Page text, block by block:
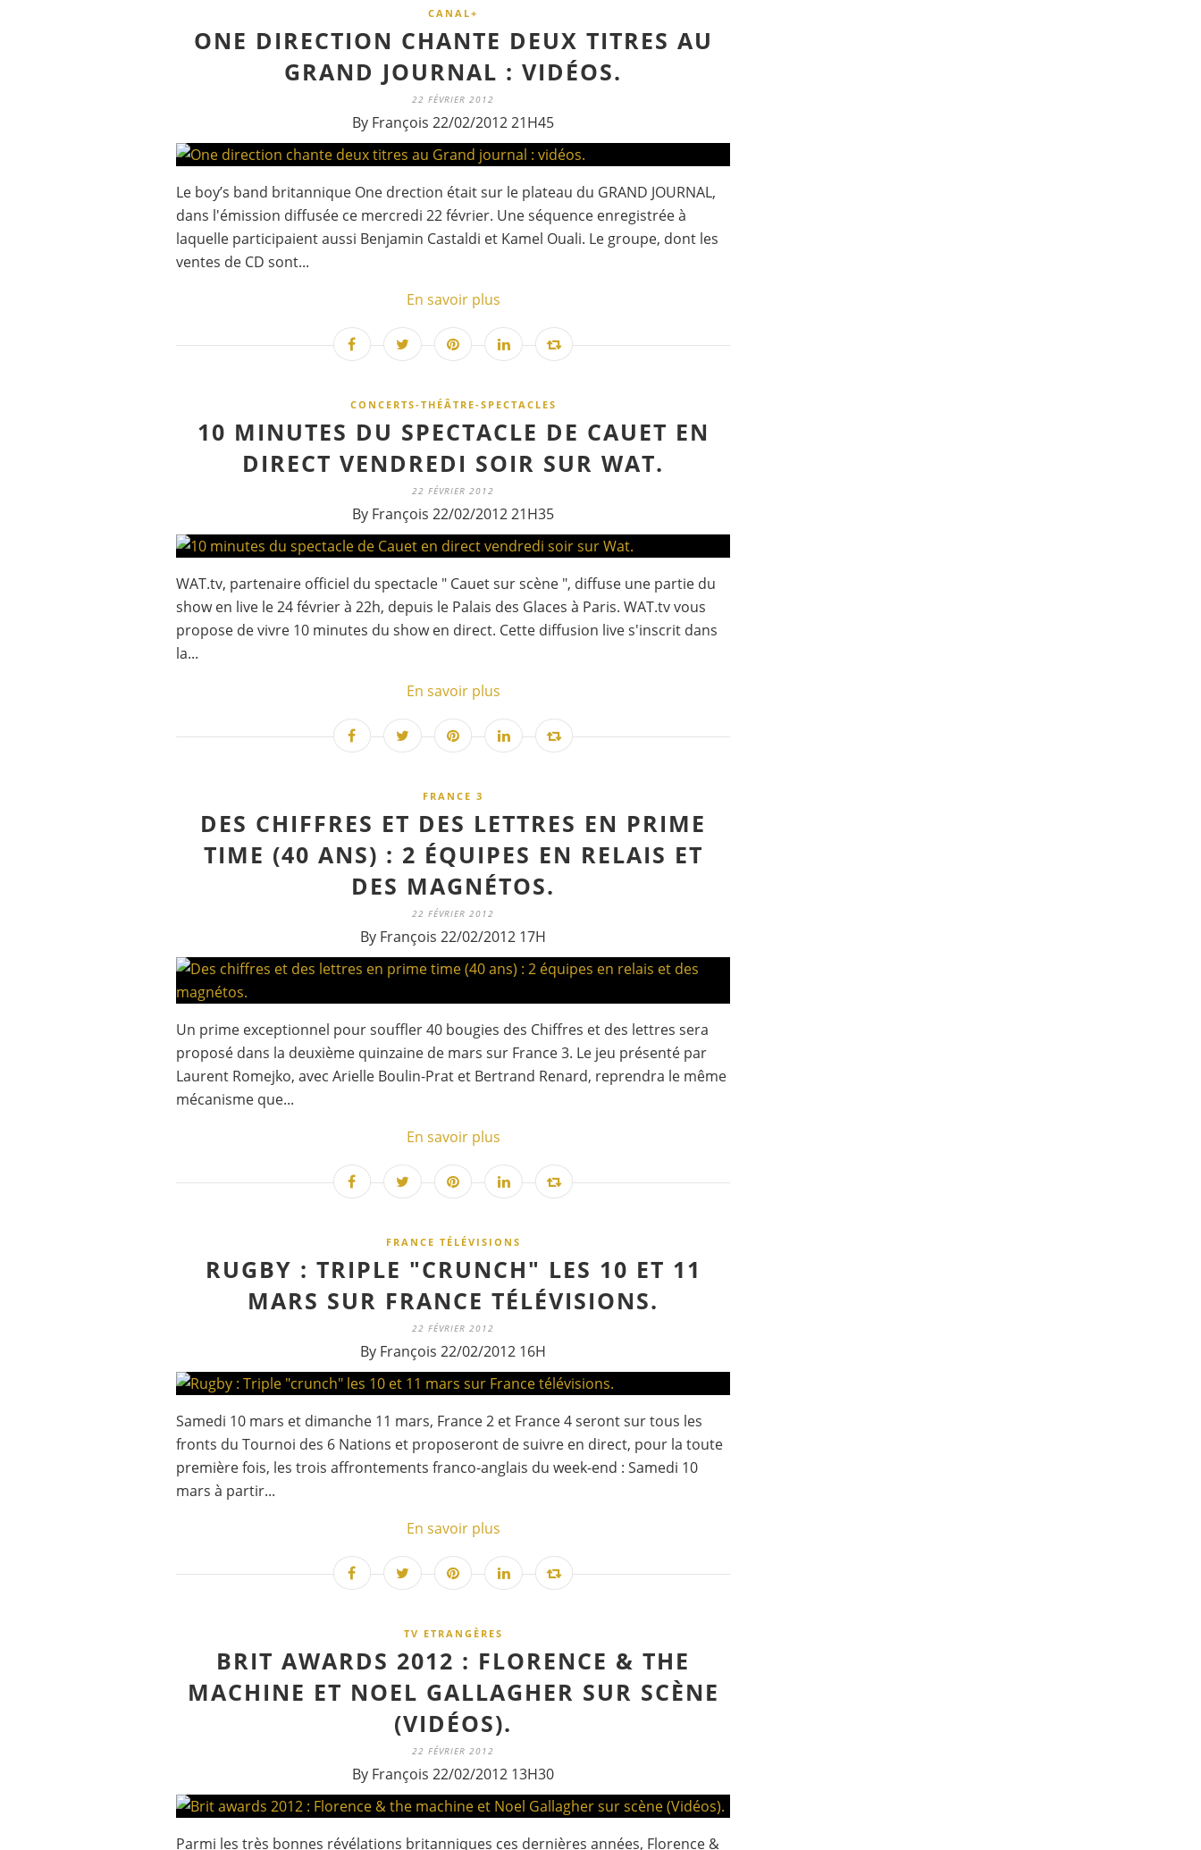
CANAL+
ONE DIRECTION CHANTE DEUX TITRES AU
GRAND JOURNAL : VIDÉOS.
22 FÉVRIER 2012
By François 22/02/2012 21H45
Le boy’s band britannique One drection était sur le plateau du GRAND JOURNAL,
dans l'émission diffusée ce mercredi 22 février. Une séquence enregistrée à
laquelle participaient aussi Benjamin Castaldi et Kamel Ouali. Le groupe, dont les
ventes de CD sont...
En savoir plus
CONCERTS-THÉÂTRE-SPECTACLES
10 MINUTES DU SPECTACLE DE CAUET EN
DIRECT VENDREDI SOIR SUR WAT.
22 FÉVRIER 2012
By François 22/02/2012 21H35
WAT.tv, partenaire officiel du spectacle " Cauet sur scène ", diffuse une partie du
show en live le 24 février à 22h, depuis le Palais des Glaces à Paris. WAT.tv vous
propose de vivre 10 minutes du show en direct. Cette diffusion live s'inscrit dans
la...
En savoir plus
FRANCE 3
DES CHIFFRES ET DES LETTRES EN PRIME
TIME (40 ANS) : 2 ÉQUIPES EN RELAIS ET
DES MAGNÉTOS.
22 FÉVRIER 2012
By François 22/02/2012 17H
Un prime exceptionnel pour souffler 40 bougies des Chiffres et des lettres sera
proposé dans la deuxième quinzaine de mars sur France 3. Le jeu présenté par
Laurent Romejko, avec Arielle Boulin-Prat et Bertrand Renard, reprendra le même
mécanisme que...
En savoir plus
FRANCE TÉLÉVISIONS
RUGBY : TRIPLE "CRUNCH" LES 10 ET 11
MARS SUR FRANCE TÉLÉVISIONS.
22 FÉVRIER 2012
By François 22/02/2012 16H
Samedi 10 mars et dimanche 11 mars, France 2 et France 4 seront sur tous les
fronts du Tournoi des 6 Nations et proposeront de suivre en direct, pour la toute
première fois, les trois affrontements franco-anglais du week-end : Samedi 10
mars à partir...
En savoir plus
TV ETRANGÈRES
BRIT AWARDS 2012 : FLORENCE & THE
MACHINE ET NOEL GALLAGHER SUR SCÈNE
(VIDÉOS).
22 FÉVRIER 2012
By François 22/02/2012 13H30
Parmi les très bonnes révélations britanniques ces dernières années, Florence &